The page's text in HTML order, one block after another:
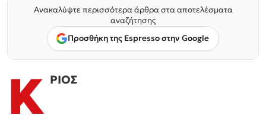
Ανακαλύψτε περισσότερα άρθρα στα αποτελέσματα
αναζήτησης
Προσθήκη της Espresso στην Google
Κ ΡΙΟΣ